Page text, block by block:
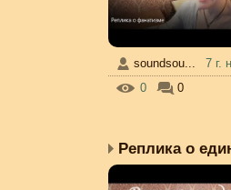
soundsou...
7 г.
0
0
Реплика о